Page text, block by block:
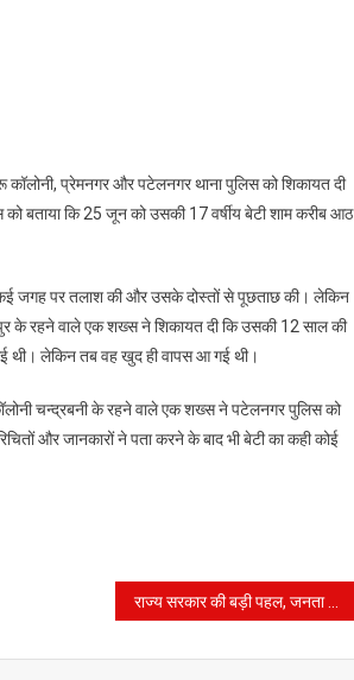
प्रेमनगर और पटेलनगर थाना पुलिस को शिकायत दी
बताया कि 25 जून को उसकी 17 वर्षीय बेटी शाम करीब आठ
कई जगह पर तलाश की और उसके दोस्तों से पूछताछ की। लेकिन
के रहने वाले एक शख्स ने शिकायत दी कि उसकी 12 साल की
थी। लेकिन तब वह खुद ही वापस आ गई थी।
चन्द्रबनी के रहने वाले एक शख्स ने पटेलनगर पुलिस को
और जानकारों ने पता करने के बाद भी बेटी का कही कोई
राज्य सरकार की बड़ी पहल, जनता अब घर बैठे ही कर सकेंगी एफआईआर